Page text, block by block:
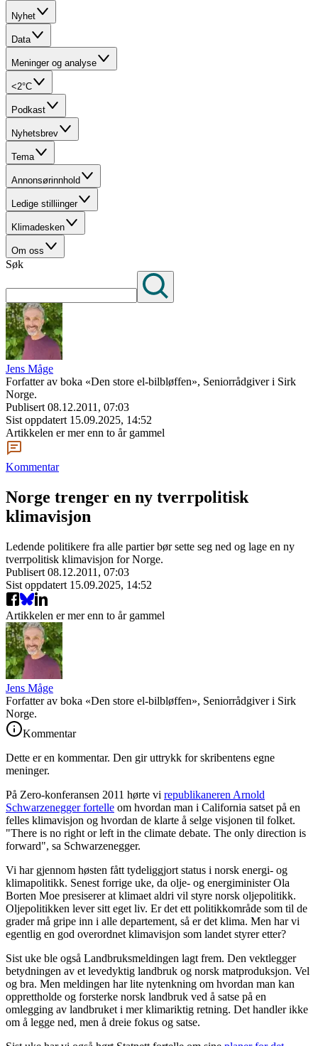
Nyhet
Data
Meninger og analyse
<2°C
Podkast
Nyhetsbrev
Tema
Annonsørinnhold
Ledige stilliinger
Klimadesken
Om oss
Søk
Jens Måge
Forfatter av boka «Den store el-bilbløffen», Seniorrådgiver i Sirk
Norge.
Publisert 08.12.2011, 07:03
Sist oppdatert 15.09.2025, 14:52
Artikkelen er mer enn to år gammel
Kommentar
Norge trenger en ny tverrpolitisk
klimavisjon
Ledende politikere fra alle partier bør sette seg ned og lage en ny
tverrpolitisk klimavisjon for Norge.
Publisert 08.12.2011, 07:03
Sist oppdatert 15.09.2025, 14:52
Artikkelen er mer enn to år gammel
Jens Måge
Forfatter av boka «Den store el-bilbløffen», Seniorrådgiver i Sirk
Norge.
Kommentar
Dette er en kommentar. Den gir uttrykk for skribentens egne
meninger.
På Zero-konferansen 2011 hørte vi republikaneren Arnold
Schwarzenegger fortelle om hvordan man i California satset på en
felles klimavisjon og hvordan de klarte å selge visjonen til folket.
"There is no right or left in the climate debate. The only direction is
forward", sa Schwarzenegger.
Vi har gjennom høsten fått tydeliggjort status i norsk energi- og
klimapolitikk. Senest forrige uke, da olje- og energiminister Ola
Borten Moe presiserer at klimaet aldri vil styre norsk oljepolitikk.
Oljepolitikken lever sitt eget liv. Er det ett politikkområde som til de
grader må gripe inn i alle departement, så er det klima. Men har vi
egentlig en god overordnet klimavisjon som landet styrer etter?
Sist uke ble også Landbruksmeldingen lagt frem. Den vektlegger
betydningen av et levedyktig landbruk og norsk matproduksjon. Vel
og bra. Men meldingen har lite nytenkning om hvordan man kan
opprettholde og forsterke norsk landbruk ved å satse på en
omlegging av landbruket i mer klimariktig retning. Det handler ikke
om å legge ned, men å dreie fokus og satse.